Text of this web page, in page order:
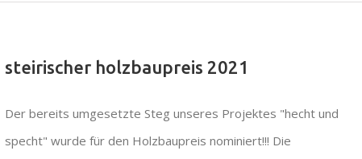
steirischer holzbaupreis 2021
Der bereits umgesetzte Steg unseres Projektes "hecht und
specht" wurde für den Holzbaupreis nominiert!!! Die